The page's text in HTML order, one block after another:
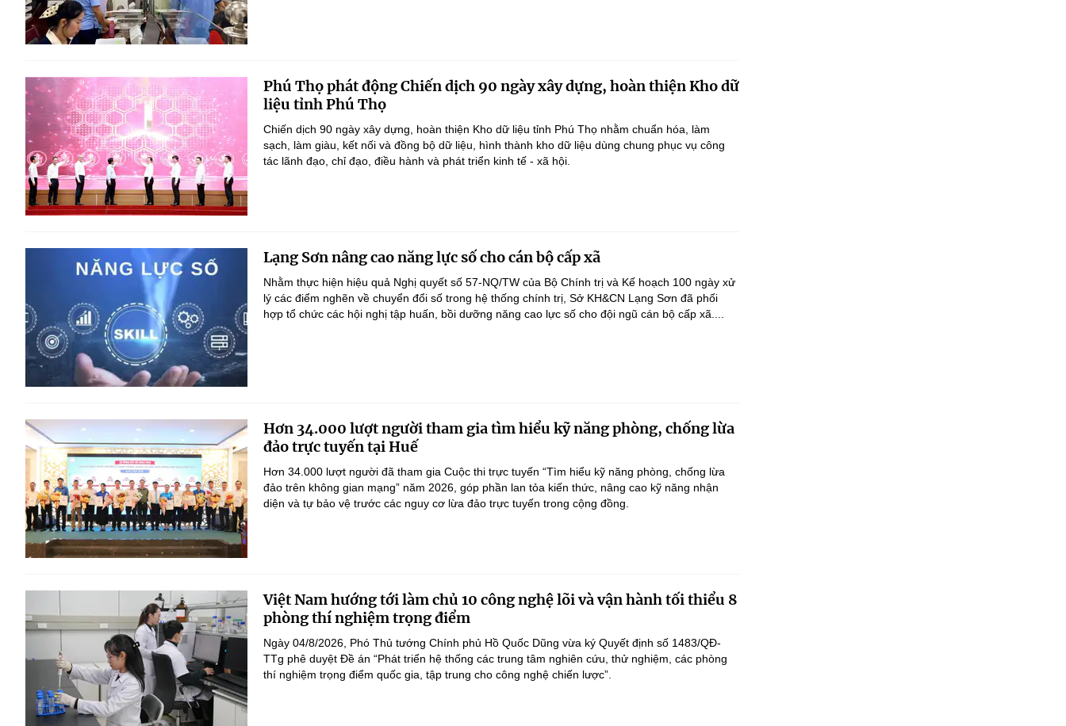
Phú Thọ phát động Chiến dịch 90 ngày xây dựng, hoàn thiện Kho dữ
liệu tỉnh Phú Thọ
Chiến dịch 90 ngày xây dựng, hoàn thiện Kho dữ liệu tỉnh Phú Thọ nhằm chuẩn hóa, làm
sạch, làm giàu, kết nối và đồng bộ dữ liệu, hình thành kho dữ liệu dùng chung phục vụ công
tác lãnh đạo, chỉ đạo, điều hành và phát triển kinh tế - xã hội.
Lạng Sơn nâng cao năng lực số cho cán bộ cấp xã
Nhằm thực hiện hiệu quả Nghị quyết số 57-NQ/TW của Bộ Chính trị và Kế hoạch 100 ngày xử
lý các điểm nghẽn về chuyển đổi số trong hệ thống chính trị, Sở KH&CN Lạng Sơn đã phối
hợp tổ chức các hội nghị tập huấn, bồi dưỡng năng cao lực số cho đội ngũ cán bộ cấp xã....
Hơn 34.000 lượt người tham gia tìm hiểu kỹ năng phòng, chống lừa
đảo trực tuyến tại Huế
Hơn 34.000 lượt người đã tham gia Cuộc thi trực tuyến “Tìm hiểu kỹ năng phòng, chống lừa
đảo trên không gian mạng” năm 2026, góp phần lan tỏa kiến thức, nâng cao kỹ năng nhận
diện và tự bảo vệ trước các nguy cơ lừa đảo trực tuyến trong cộng đồng.
Việt Nam hướng tới làm chủ 10 công nghệ lõi và vận hành tối thiểu 8
phòng thí nghiệm trọng điểm
Ngày 04/8/2026, Phó Thủ tướng Chính phủ Hồ Quốc Dũng vừa ký Quyết định số 1483/QĐ-
TTg phê duyệt Đề án “Phát triển hệ thống các trung tâm nghiên cứu, thử nghiệm, các phòng
thí nghiệm trọng điểm quốc gia, tập trung cho công nghệ chiến lược”.